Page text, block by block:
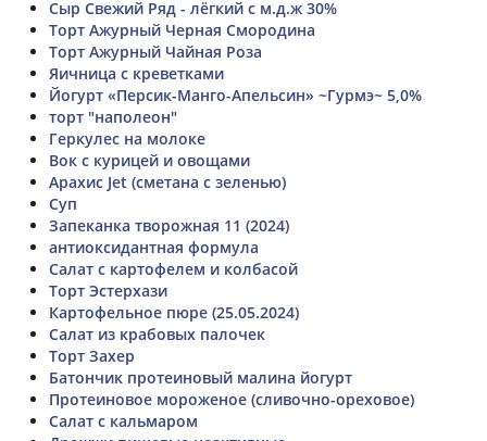
Сыр Свежий Ряд - лёгкий с м.д.ж 30%
Торт Ажурный Черная Смородина
Торт Ажурный Чайная Роза
Яичница с креветками
Йогурт «Персик-Манго-Апельсин» ~Гурмэ~ 5,0%
торт "наполеон"
Геркулес на молоке
Вок с курицей и овощами
Арахис Jet (сметана с зеленью)
Суп
Запеканка творожная 11 (2024)
антиоксидантная формула
Салат с картофелем и колбасой
Торт Эстерхази
Картофельное пюре (25.05.2024)
Салат из крабовых палочек
Торт Захер
Батончик протеиновый малина йогурт
Протеиновое мороженое (сливочно-ореховое)
Салат с кальмаром